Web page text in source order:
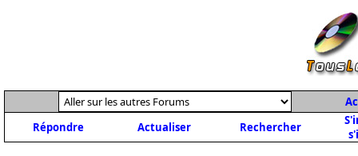
Répondre
Actualiser Rechercher